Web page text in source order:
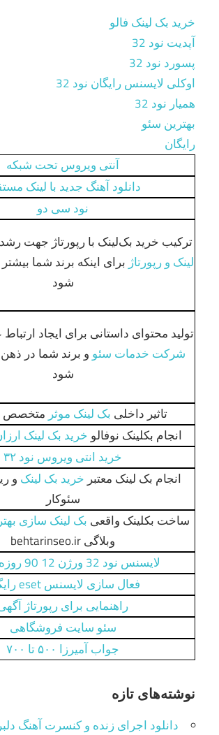
خرید بک لینک فالو
آپدیت نود 32
پسورد نود 32
اوکلی لایسنس رایگان نود 32
همیار نود 32
بهترین سئو
رایگان
آنتی ویروس تحت شبکه
دانلود آهنگ جدید با لینک
نود سی دو
ترکیب خرید بک‌لینک با رپورتاژ جهت
لینک و رپورتاژ برای اینکه برند شما
شود
تولید محتوای داستانی برای ایجاد
شرکت خدمات سئو و برند شما در
شود
تاثیر داخلی بک لینک موثر متخصص
انجام بکلینک نوفالو خرید بک لینک
خرید انتی ویروس نود ۳۲
انجام بک لینک معتبر خرید بک لینک و
سئوکار
ساخت بکلینک واقعی بک لینک سازی
وبلاگی behtarinseo.ir
لایسنس نود 32 ورژن 12 90 روزه رایگان
فعال سازی لایسنس eset رایگان
راهنمایی برای رپورتاژ
سئو سایت فروشگاهی
جواب آمیرزا ۵۰۰ تا ۷۰۰
نوشته‌های تازه
دانلود اجرای زنده و کنسرت آهنگ